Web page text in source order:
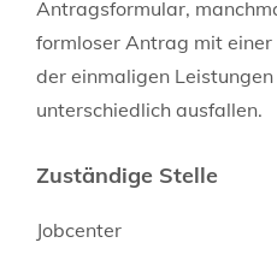
Antragsformular,
formloser Antrag mit einer
der einmaligen
unterschiedlich ausfallen.
Zuständige Stelle
Jobcenter